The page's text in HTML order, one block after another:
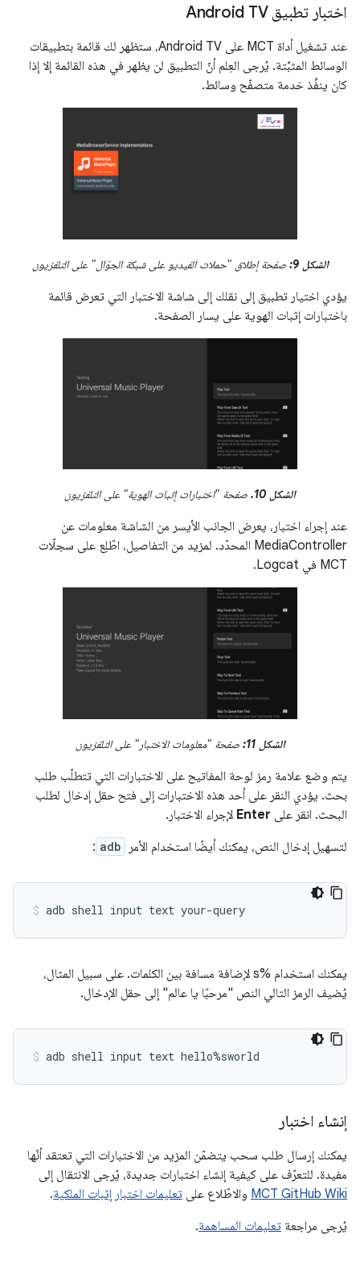
اختبار تطبيق Android TV
عند تشغيل أداة MCT على Android TV، ستظهر لك قائمة بتطبيقات
الوسائط المثبَّتة. يُرجى العِلم أنّ التطبيق لن يظهر في هذه القائمة إلا إذا
كان ينفِّذ خدمة متصفّح وسائط.
الشكل 9: صفحة إطلاق "حملات الفيديو على شبكة الجوّال" على التلفزيون
يؤدي اختيار تطبيق إلى نقلك إلى شاشة الاختبار التي تعرض قائمة
باختبارات إثبات الهوية على يسار الصفحة.
الشكل 10. صفحة "اختبارات إثبات الهوية" على التلفزيون
عند إجراء اختبار، يعرض الجانب الأيسر من الشاشة معلومات عن
MediaController المحدّد. لمزيد من التفاصيل، اطّلِع على سجلّات
MCT في Logcat.
الشكل 11: صفحة "معلومات الاختبار" على التلفزيون
يتم وضع علامة رمز لوحة المفاتيح على الاختبارات التي تتطلّب طلب
بحث. يؤدي النقر على أحد هذه الاختبارات إلى فتح حقل إدخال لطلب
البحث. انقر على Enter لإجراء الاختبار.
لتسهيل إدخال النص، يمكنك أيضًا استخدام الأمر
adb
:
يمكنك استخدام %s لإضافة مسافة بين الكلمات. على سبيل المثال،
يُضيف الرمز التالي النص "مرحبًا يا عالم" إلى حقل الإدخال.
إنشاء اختبار
يمكنك إرسال طلب سحب يتضمّن المزيد من الاختبارات التي تعتقد أنّها
مفيدة. للتعرّف على كيفية إنشاء اختبارات جديدة، يُرجى الانتقال إلى
MCT GitHub Wiki والاطّلاع على تعليمات اختبار إثبات الملكية.
يُرجى مراجعة تعليمات المساهمة.